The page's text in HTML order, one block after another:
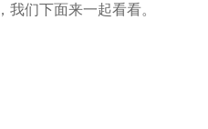
们下面来一起看看。